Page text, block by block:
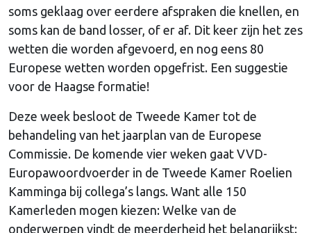
soms geklaag over eerdere afspraken die knellen, en
soms kan de band losser, of er af. Dit keer zijn het zes
wetten die worden afgevoerd, en nog eens 80
Europese wetten worden opgefrist. Een suggestie
voor de Haagse formatie!
Deze week besloot de Tweede Kamer tot de
behandeling van het jaarplan van de Europese
Commissie. De komende vier weken gaat VVD-
Europawoordvoerder in de Tweede Kamer Roelien
Kamminga bij collega’s langs. Want alle 150
Kamerleden mogen kiezen: Welke van de
onderwerpen vindt de meerderheid het belangrijkst: